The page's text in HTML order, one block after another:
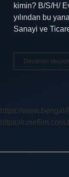
kimin? B/S/H/
yılından bu
Sanayi ve
Devamını okuyun
https://
https://